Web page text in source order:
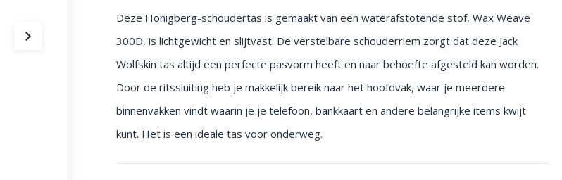
Deze Honigberg-schoudertas is gemaakt van een waterafstotende stof, Wax Weave
300D, is lichtgewicht en slijtvast. De verstelbare schouderriem zorgt dat deze Jack
Wolfskin tas altijd een perfecte pasvorm heeft en naar behoefte afgesteld kan worden.
Door de ritssluiting heb je makkelijk bereik naar het hoofdvak, waar je meerdere
binnenvakken vindt waarin je je telefoon, bankkaart en andere belangrijke items kwijt
kunt. Het is een ideale tas voor onderweg.